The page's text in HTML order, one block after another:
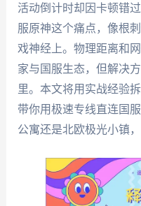
活动倒计时却因卡顿错
服原神这个痛点，像根
戏神经上。物理距离和
家与国服生态，但解决
里。本文将用实战经验
带你用极速专线直连国
公寓还是北欧极光小镇